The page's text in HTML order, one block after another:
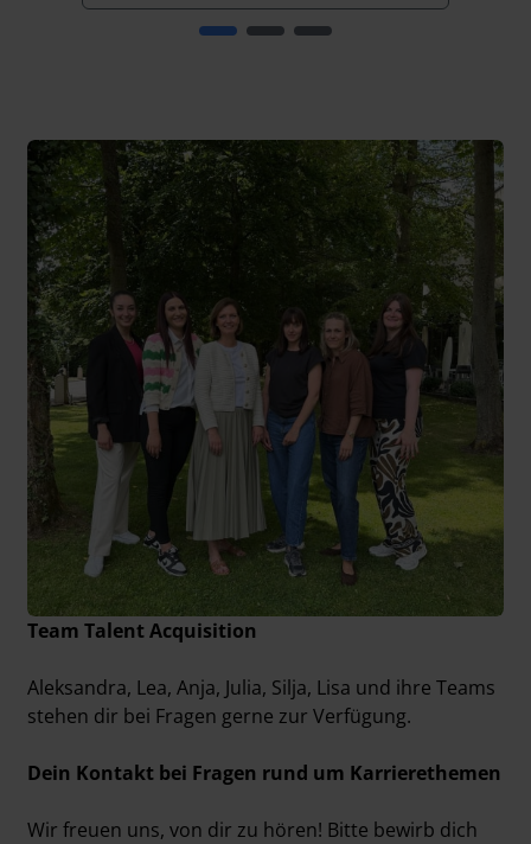
Team Talent Acquisition
Aleksandra, Lea, Anja, Julia, Silja, Lisa und ihre Teams
stehen dir bei Fragen gerne zur Verfügung.
Dein Kontakt bei Fragen rund um Karrierethemen
Wir freuen uns, von dir zu hören! Bitte bewirb dich